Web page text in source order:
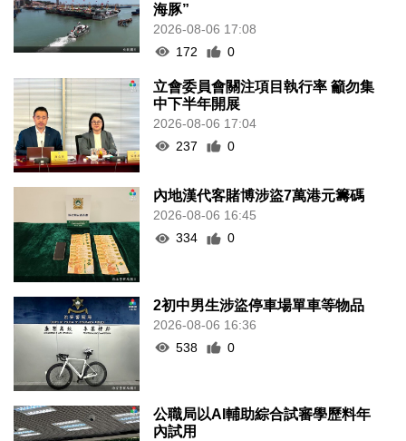
海豚”
2026-08-06 17:08
172
0
立會委員會關注項目執行率 籲勿集
中下半年開展
2026-08-06 17:04
237
0
內地漢代客賭博涉盜7萬港元籌碼
2026-08-06 16:45
334
0
2初中男生涉盜停車場單車等物品
2026-08-06 16:36
538
0
公職局以AI輔助綜合試審學歷料年
內試用